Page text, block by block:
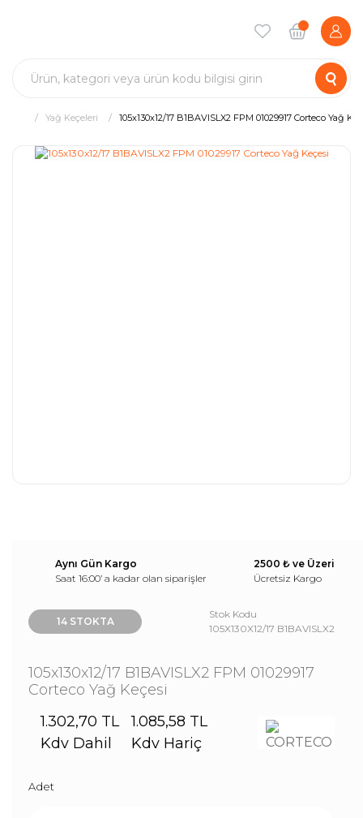
Yağ Keçeleri 105x130x12/17 B1BAVISLX2 FPM 01029917 Corteco Yağ
Aynı Gün Kargo
Saat 16:00’ a kadar olan siparişler
2500 ₺ ve Üzeri
Ücretsiz Kargo
14 STOKTA
Stok Kodu
105X130X12/17 B1BAVISLX2
105x130x12/17 B1BAVISLX2 FPM 01029917
Corteco Yağ Keçesi
1.302,70 TL
Kdv Dahil
1.085,58 TL
Kdv Hariç
Adet